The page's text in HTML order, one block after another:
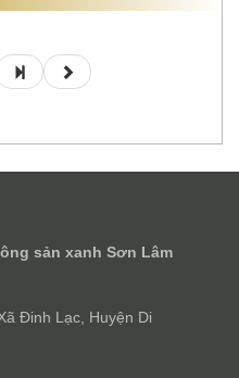
sản xanh Sơn Lâm
Đinh Lạc, Huyện Di